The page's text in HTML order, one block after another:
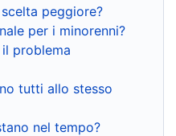
peggiore?
per i minorenni?
problema
tutti allo stesso
nel tempo?